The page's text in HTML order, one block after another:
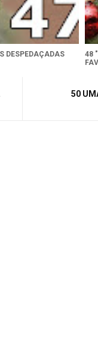
DESPEDAÇADAS
48
50